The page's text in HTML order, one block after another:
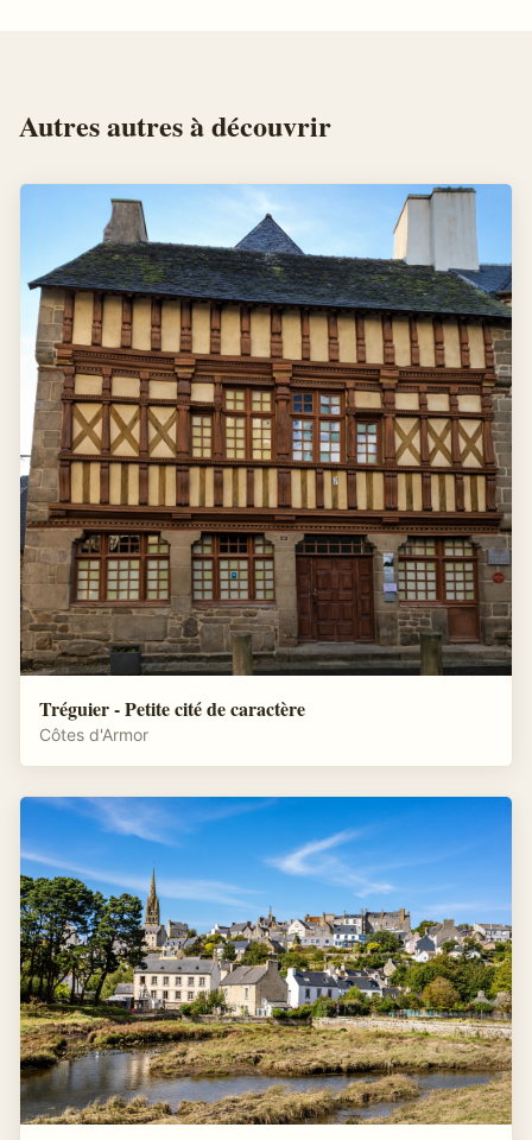
Autresautresà découvrir
Tréguier - Petite cité de caractère
Côtes d'Armor